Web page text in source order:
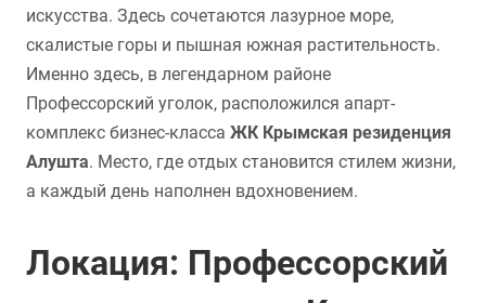
искусства. Здесь сочетаются лазурное море,
скалистые горы и пышная южная растительность.
Именно здесь, в легендарном районе
Профессорский уголок, расположился апарт-
комплекс бизнес-класса ЖК Крымская резиденция
Алушта. Место, где отдых становится стилем жизни,
а каждый день наполнен вдохновением.
Локация: Профессорский